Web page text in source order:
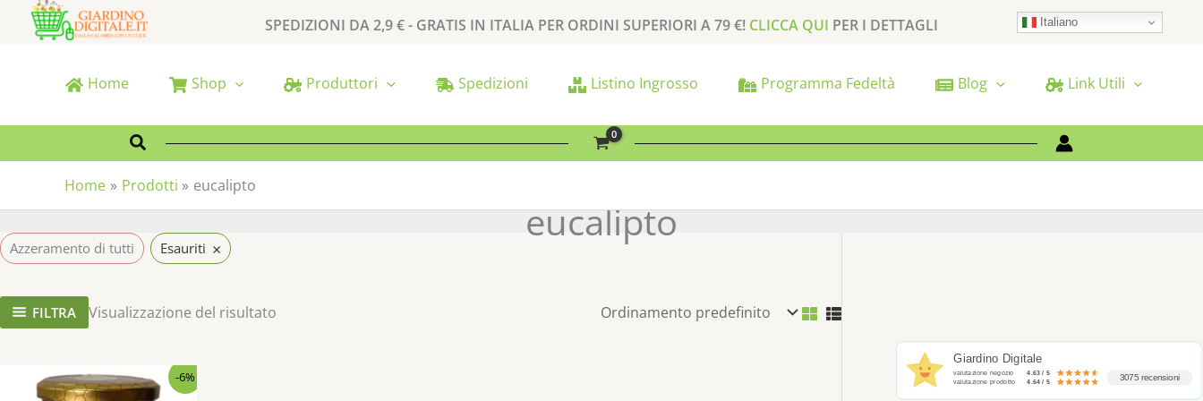
SPEDIZIONI DA 2,9 € - GRATIS IN ITALIA PER ORDINI SUPERIORI A79 €! CLICCA QUI PER I DETTAGLI Italiano
Home Shop Produttori Spedizioni Listino Ingrosso Programma Fedeltà Blog Link Utili
Cerca
Home Prodotti eucalipto
eucalipto
Azzeramento di tutti Esauriti ×
FILTRA Visualizzazione del risultato
-6%
Il
prezzo
Il
prezzo
Giardino Digitale
valutazione negozio
4.63 / 5
valutazione prodotto
4.64 / 5 3075 recensioni